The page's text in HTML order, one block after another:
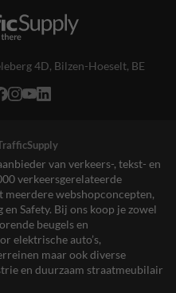
4D, Bilzen-Hoeselt, BE
van verkeers-, tekst- en
verkeersgerelateerde
webshopconcepten,
Safety. Bij ons koop je zowel
beugels en
elektrische auto’s,
maar ook diverse
en duurzaam straatmeubilair